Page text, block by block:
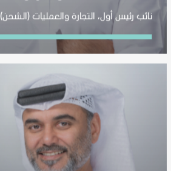
نائب رئيس أول، التجارة والعمليات (الشحن)